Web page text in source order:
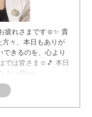
疲れさまです☺️✨ 貴
々、本日もありが
きるのを、心より
では皆さま☺️🎵 本日
い😊⭐✨